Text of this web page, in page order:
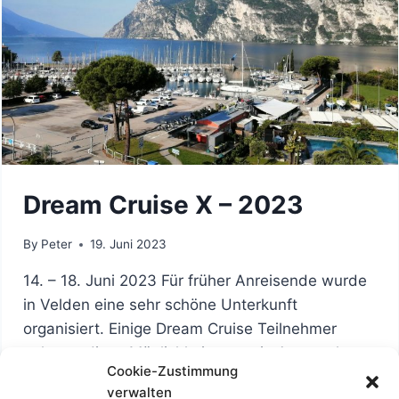
Cookie-Zustimmung
verwalten
Dream Cruise X – 2023
By Peter 19. Juni 2023
14. – 18. Juni 2023 Für früher Anreisende wurde
in Velden eine sehr schöne Unterkunft
organisiert. Einige Dream Cruise Teilnehmer
nahmen diese Möglichkeit gerne in Anspruch, um
die Anreisestrecke an den Gardasee zu